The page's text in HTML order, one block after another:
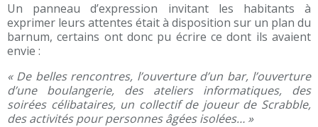
Un panneau d’expression invitant les habitants à
exprimer leurs attentes était à disposition sur un plan du
barnum, certains ont donc pu écrire ce dont ils avaient
envie :
« De belles rencontres, l’ouverture d’un bar, l’ouverture
d’une boulangerie, des ateliers informatiques, des
soirées célibataires, un collectif de joueur de Scrabble,
des activités pour personnes âgées isolées… »